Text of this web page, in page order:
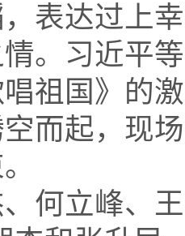
表达过上
。习近平
祖国》的
而起，现
何立峰、